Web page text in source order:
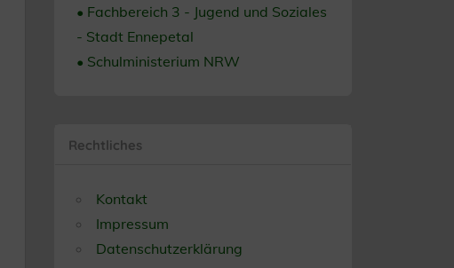
• Fachbereich 3 - Jugend und Soziales
- Stadt Ennepetal
• Schulministerium NRW
Rechtliches
Kontakt
Impressum
Datenschutzerklärung